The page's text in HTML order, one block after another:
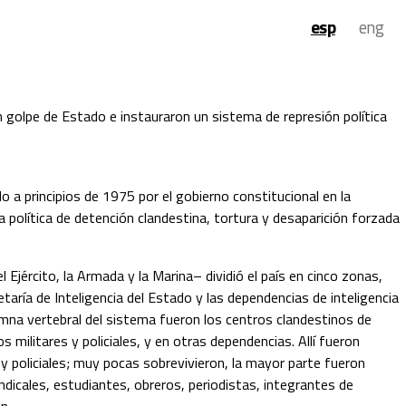
esp eng
de Estado e instauraron un sistema de represión política
a principios de 1975 por el gobierno constitucional en la
política de detención clandestina, tortura y desaparición forzada
la Armada y la Marina– dividió el país en cinco zonas,
de Inteligencia del Estado y las dependencias de inteligencia
vertebral del sistema fueron los centros clandestinos de
militares y policiales, y en otras dependencias. Allí fueron
policiales; muy pocas sobrevivieron, la mayor parte fueron
estudiantes, obreros, periodistas, integrantes de